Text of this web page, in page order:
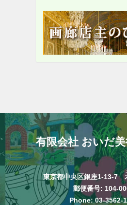
有限会社 おいだ
東京都中央区銀座1-13-7
郵便番号: 104-
Phone: 03-3562-